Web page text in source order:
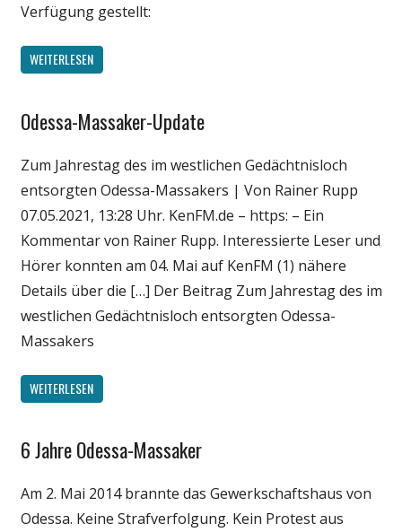
Verfügung gestellt:
WEITERLESEN
Gesellschaft
Politik
Wirtschaft
Wissenschaft
Odessa-Massaker-Update
Zum Jahrestag des im westlichen Gedächtnisloch
entsorgten Odessa-Massakers | Von Rainer Rupp
07.05.2021, 13:28 Uhr. KenFM.de – https: – Ein
Kommentar von Rainer Rupp. Interessierte Leser und
Hörer konnten am 04. Mai auf KenFM (1) nähere
Details über die […] Der Beitrag Zum Jahrestag des im
westlichen Gedächtnisloch entsorgten Odessa-
Massakers
WEITERLESEN
Gesellschaft
Politik
Wissenschaft
6 Jahre Odessa-Massaker
Am 2. Mai 2014 brannte das Gewerkschaftshaus von
Odessa. Keine Strafverfolgung. Kein Protest aus